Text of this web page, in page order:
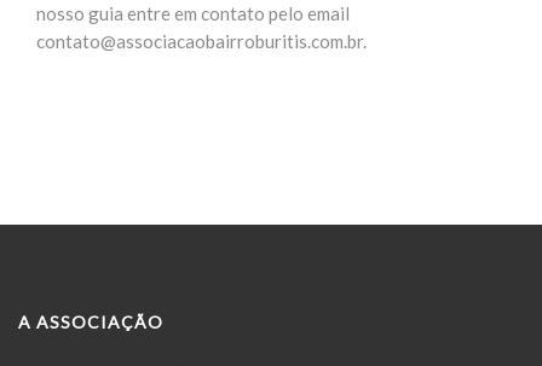
nosso guia entre em contato pelo email
contato@associacaobairroburitis.com.br.
A ASSOCIAÇÃO